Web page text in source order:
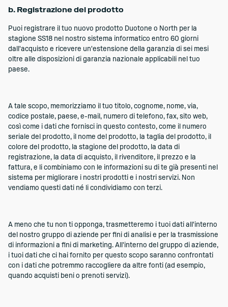
b. Registrazione del prodotto
Puoi registrare il tuo nuovo prodotto Duotone o North per la
stagione SS18 nel nostro sistema informatico entro 60 giorni
dall'acquisto e ricevere un'estensione della garanzia di sei mesi
oltre alle disposizioni di garanzia nazionale applicabili nel tuo
paese.
A tale scopo, memorizziamo il tuo titolo, cognome, nome, via,
codice postale, paese, e-mail, numero di telefono, fax, sito web,
così come i dati che fornisci in questo contesto, come il numero
seriale del prodotto, il nome del prodotto, la taglia del prodotto, il
colore del prodotto, la stagione del prodotto, la data di
registrazione, la data di acquisto, il rivenditore, il prezzo e la
fattura, e li combiniamo con le informazioni su di te già presenti nel
sistema per migliorare i nostri prodotti e i nostri servizi. Non
vendiamo questi dati né li condividiamo con terzi.
A meno che tu non ti opponga, trasmetteremo i tuoi dati all'interno
del nostro gruppo di aziende per fini di analisi e per la trasmissione
di informazioni a fini di marketing. All'interno del gruppo di aziende,
i tuoi dati che ci hai fornito per questo scopo saranno confrontati
con i dati che potremmo raccogliere da altre fonti (ad esempio,
quando acquisti beni o prenoti servizi).